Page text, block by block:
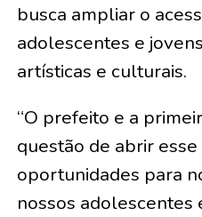
busca ampliar o
adolescentes e
artísticas e culturais.
“O prefeito e a
questão de abrir
oportunidades para
nossos adolescentes